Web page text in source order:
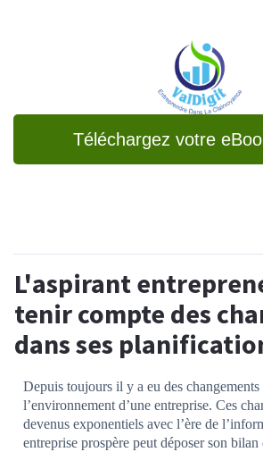
Téléchargez votre
L'aspirant
tenir compte des
dans ses
Depuis toujours il y a eu des changements
l’environnement d’une entreprise. Ces
devenus exponentiels avec l’ère de
entreprise prospère peut déposer son